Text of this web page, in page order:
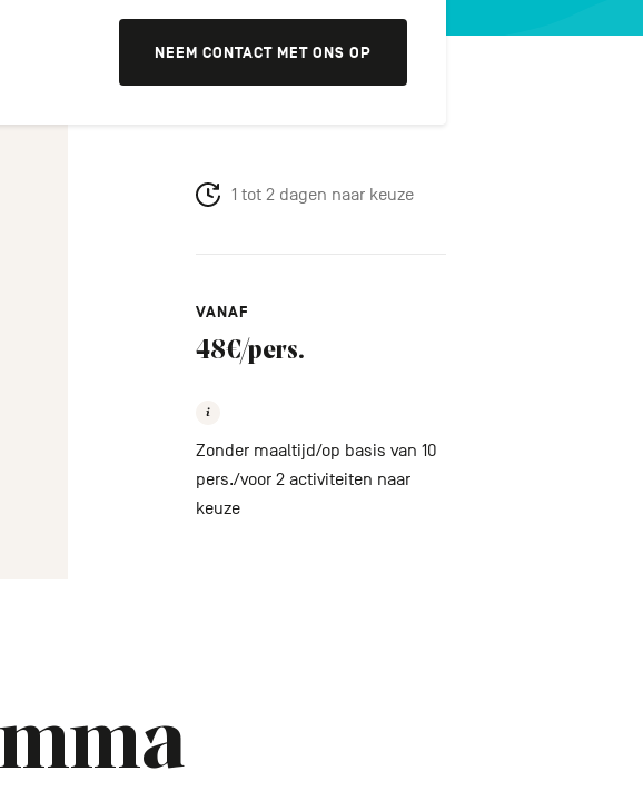
NEEM CONTACT MET ONS OP
1 tot 2 dagen naar keuze
VANAF
48€/pers.
Zonder maaltijd/op basis van 10
pers./voor 2 activiteiten naar
keuze